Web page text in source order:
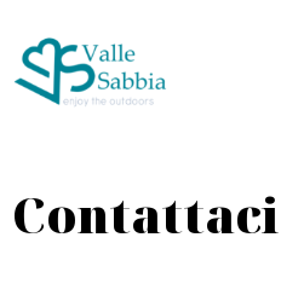
Contattaci